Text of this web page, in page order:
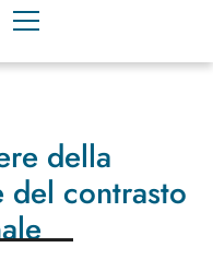
della
del contrasto